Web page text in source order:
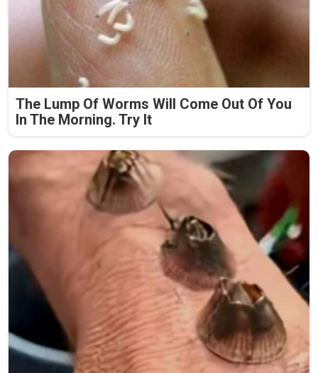
The Lump Of Worms Will Come Out Of You
In The Morning. Try It